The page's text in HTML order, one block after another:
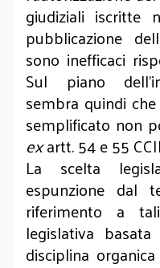
giudiziali iscritte
pubblicazione
sono inefficaci
Sul piano
sembra quindi
semplificato non
exartt. 54 e 55
La scelta
espunzione dal
riferimento a
legislativa
disciplina